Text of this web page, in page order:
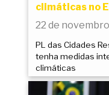
climáticas no
22 de
PL das Cidades
tenha medidas
climáticas